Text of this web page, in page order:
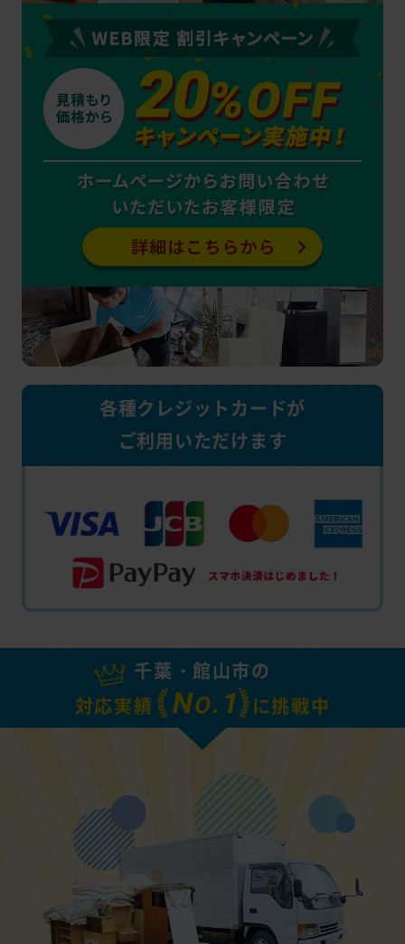
各種クレジットカードが
ご利用いただけます
千葉・館山市の
対応実績
NO.1 に挑戦中